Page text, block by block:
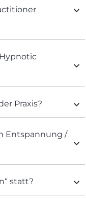
Praxis?
Entspannung /
statt?